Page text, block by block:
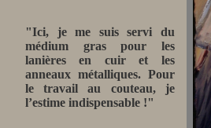
"Ici, je me suis servi du
médium gras pour les
lanières en cuir et les
anneaux métalliques. Pour
le travail au couteau, je
l’estime indispensable !"